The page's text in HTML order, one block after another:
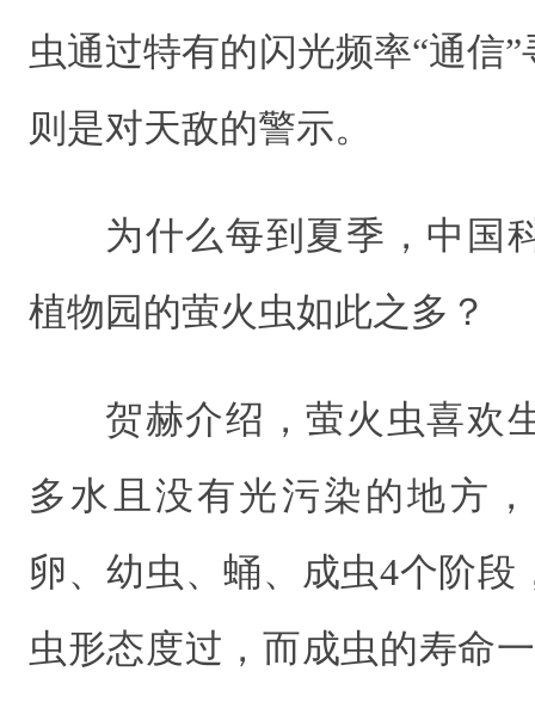
虫通过特有的闪光频率“通信
则是对天敌的警示。
为什么每到夏季，中国
植物园的萤火虫如此之多？
贺赫介绍，萤火虫喜欢
多水且没有光污染的地方
卵、幼虫、蛹、成虫4个阶段
虫形态度过，而成虫的寿命